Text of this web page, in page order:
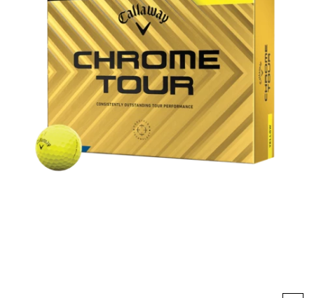
Bekleidung
Handschuhe